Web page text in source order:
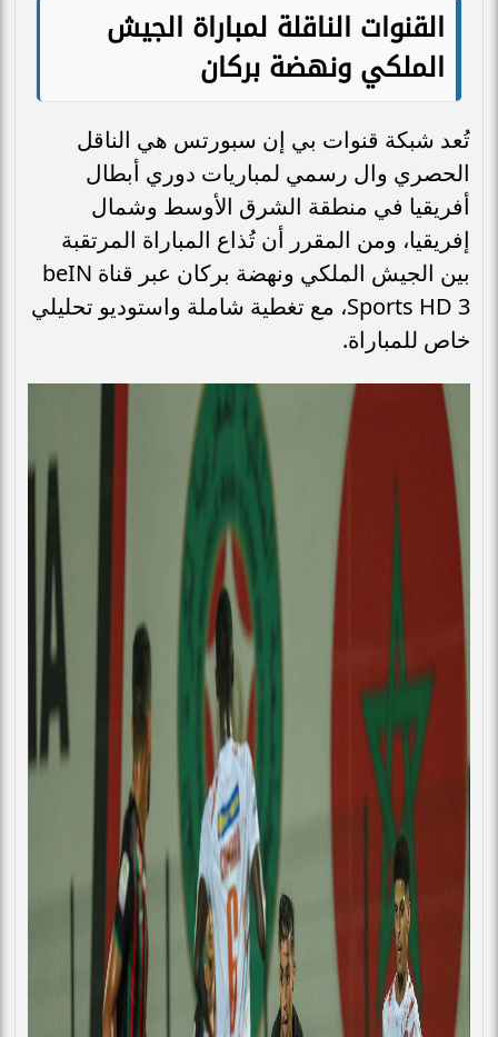
القنوات الناقلة لمباراة الجيش
الملكي ونهضة بركان
تُعد شبكة قنوات بي إن سبورتس هي الناقل
الحصري وال رسمي لمباريات دوري أبطال
أفريقيا في منطقة الشرق الأوسط وشمال
إفريقيا، ومن المقرر أن تُذاع المباراة المرتقبة
بين الجيش الملكي ونهضة بركان عبر قناة beIN
Sports HD 3، مع تغطية شاملة واستوديو تحليلي
خاص للمباراة.